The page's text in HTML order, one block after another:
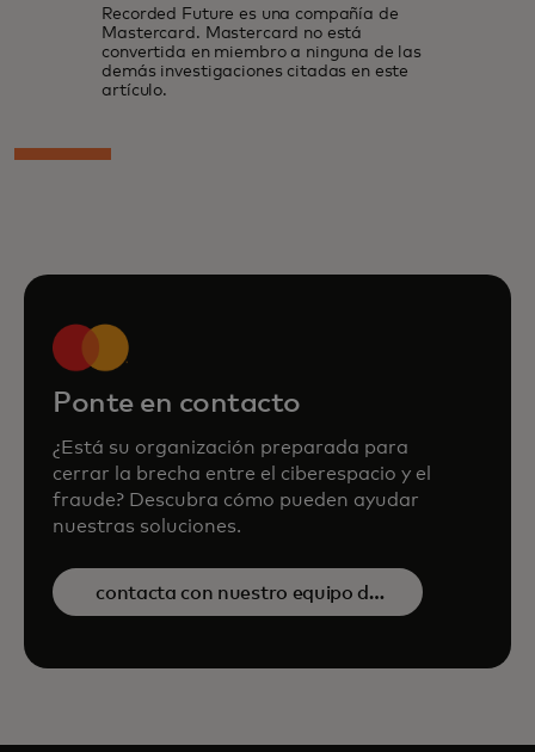
Recorded Future es una compañía de
Mastercard. Mastercard no está
convertida en miembro a ninguna de las
demás investigaciones citadas en este
artículo.
Ponte en contacto
¿Está su organización preparada para
cerrar la brecha entre el ciberespacio y el
fraude? Descubra cómo pueden ayudar
nuestras soluciones.
contacta con nuestro equipo de